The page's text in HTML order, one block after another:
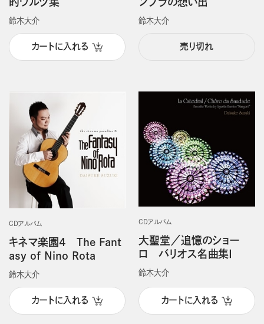
鈴木大介
カートに入れる
鈴木大介
売り切れ
CDアルバム
キネマ楽園4 The Fant
asy of Nino Rota
鈴木大介
カートに入れる
CDアルバム
大聖堂／追憶のショー
ロ バリオス名曲集Ⅰ
鈴木大介
カートに入れる